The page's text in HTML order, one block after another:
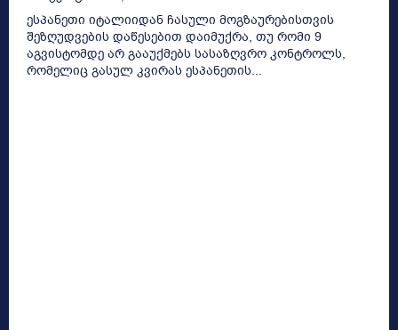
ესპანეთი იტალიიდან ჩასული მოგზაურებისთვის
შეზღუდვების დაწესებით დაიმუქრა, თუ რომი 9
აგვისტომდე არ გააუქმებს სასაზღვრო კონტროლს,
რომელიც გასულ კვირას ესპანეთის...